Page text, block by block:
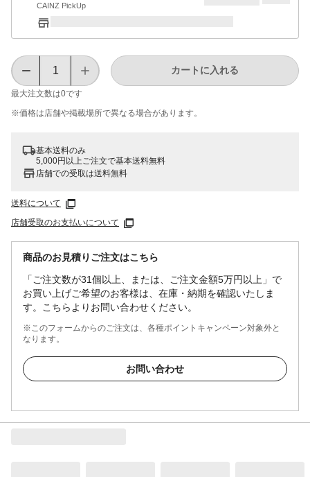
CAINZ PickUp
最大注文数は0です
カートに入れる
※価格は​店舗や​掲載場所で​異なる​場合が​あります。
基本送料のみ
5,000円以上ご注文で基本送料無料
店舗での受取は送料無料
送料について
店舗受取のお支払いについて
商品のお見積りご注文はこちら
「ご注文数が31個以上、または、ご注文金額5万円以上」で
お買い上げご希望のお客様は、在庫・納期を確認いたしま
す。こちらよりお問い合わせください。
※このフォームからのご注文は、各種ポイントキャンペーン対象外と
なります。
お問い合わせ